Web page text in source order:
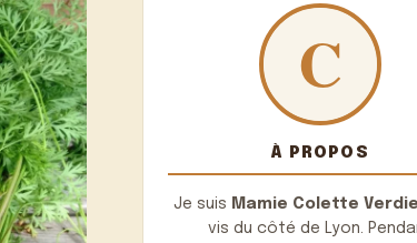
À PROPOS
Je suis Mamie Colette
vis du côté de Lyon.